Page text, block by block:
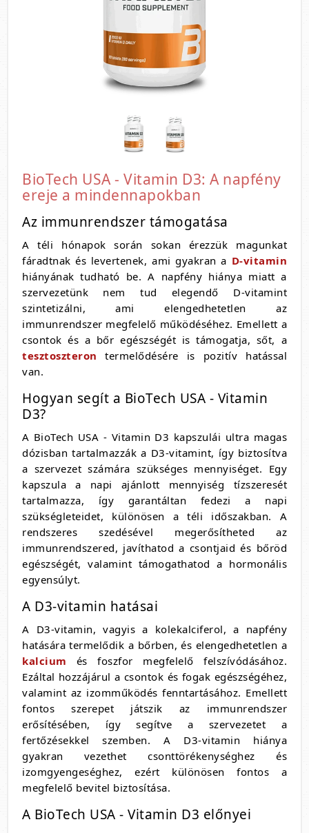
BioTech USA - Vitamin D3: A napfény
ereje a mindennapokban
Az immunrendszer támogatása
A téli hónapok során sokan érezzük magunkat
fáradtnak és levertenek, ami gyakran a D-vitamin
hiányának tudható be. A napfény hiánya miatt a
szervezetünk nem tud elegendő D-vitamint
szintetizálni, ami elengedhetetlen az
immunrendszer megfelelő működéséhez. Emellett a
csontok és a bőr egészségét is támogatja, sőt, a
tesztoszteron termelődésére is pozitív hatással
van.
Hogyan segít a BioTech USA - Vitamin
D3?
A BioTech USA - Vitamin D3 kapszulái ultra magas
dózisban tartalmazzák a D3-vitamint, így biztosítva
a szervezet számára szükséges mennyiséget. Egy
kapszula a napi ajánlott mennyiség tízszeresét
tartalmazza, így garantáltan fedezi a napi
szükségleteidet, különösen a téli időszakban. A
rendszeres szedésével megerősítheted az
immunrendszered, javíthatod a csontjaid és bőröd
egészségét, valamint támogathatod a hormonális
egyensúlyt.
A D3-vitamin hatásai
A D3-vitamin, vagyis a kolekalciferol, a napfény
hatására termelődik a bőrben, és elengedhetetlen a
kalcium és foszfor megfelelő felszívódásához.
Ezáltal hozzájárul a csontok és fogak egészségéhez,
valamint az izomműködés fenntartásához. Emellett
fontos szerepet játszik az immunrendszer
erősítésében, így segítve a szervezetet a
fertőzésekkel szemben. A D3-vitamin hiánya
gyakran vezethet csonttörékenységhez és
izomgyengeséghez, ezért különösen fontos a
megfelelő bevitel biztosítása.
A BioTech USA - Vitamin D3 előnyei